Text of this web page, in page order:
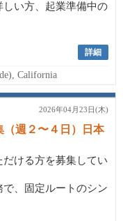
い方、起業準備中の
詳細
California
2026年04月23日(木)
（週２〜４日）日本
ける方を募集してい
、固定ルートのシン